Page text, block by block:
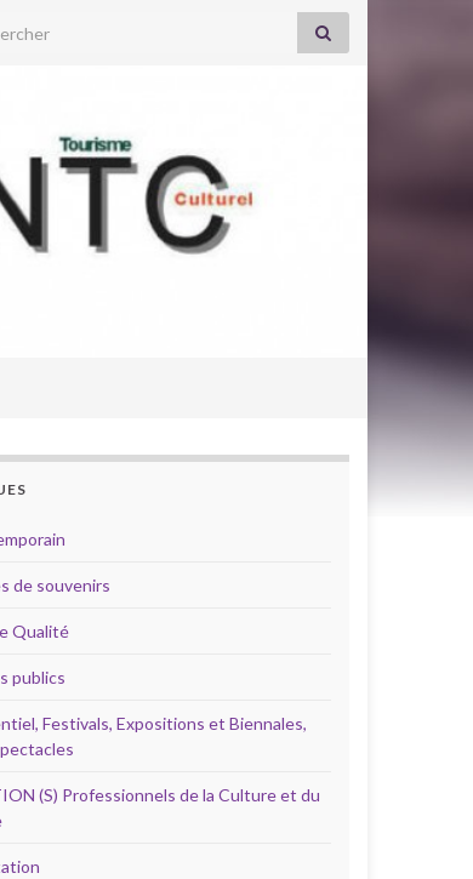
for:
de souvenirs
Qualité
publics
Festivals, Expositions et Biennales,
(S) Professionnels de la Culture et du